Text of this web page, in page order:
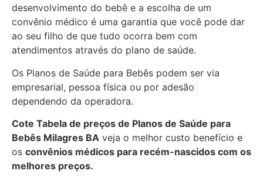
desenvolvimento do bebê e a escolha de um
convênio médico é uma garantia que você pode dar
ao seu filho de que tudo ocorra bem com
atendimentos através do plano de saúde.
Os Planos de Saúde para Bebês podem ser via
empresarial, pessoa física ou por adesão
dependendo da operadora.
Cote Tabela de preços de Planos de Saúde para
Bebês Milagres BA veja o melhor custo benefício e
os convênios médicos para recém-nascidos com os
melhores preços.